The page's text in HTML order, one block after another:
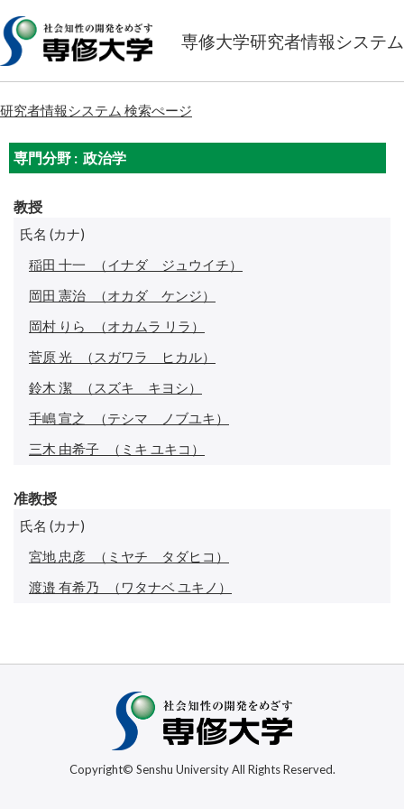
専修大学研究者情報システム
研究者情報システム 検索ぺージ
専門分野 : 政治学
教授
氏名 (カナ)
稲田 十一
（イナダ ジュウイチ）
岡田 憲治
（オカダ ケンジ）
岡村 りら
（オカムラ リラ）
菅原 光
（スガワラ ヒカル）
鈴木 潔
（スズキ キヨシ）
手嶋 宣之
（テシマ ノブユキ）
三木 由希子
（ミキ ユキコ）
准教授
氏名 (カナ)
宮地 忠彦
（ミヤチ タダヒコ）
渡邉 有希乃
（ワタナベ ユキノ）
Copyright© Senshu University All Rights Reserved.